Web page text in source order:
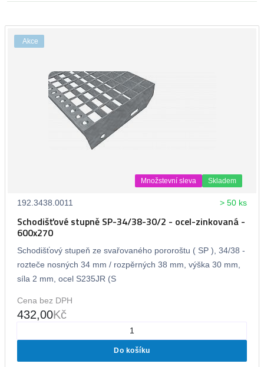
Akce
Množstevní sleva Skladem
192.3438.0011 > 50 ks
Schodišťové stupně SP-34/38-30/2 - ocel-zinkovaná -
600x270
Schodišťový stupeň ze svařovaného pororoštu ( SP ), 34/38 -
rozteče nosných 34 mm / rozpěrných 38 mm, výška 30 mm,
síla 2 mm, ocel S235JR (S
Cena bez DPH
432,00Kč
Do košíku